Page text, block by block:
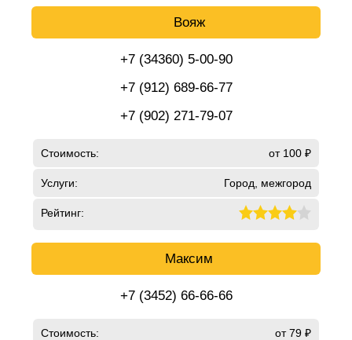
Вояж
+7 (34360) 5-00-90
+7 (912) 689-66-77
+7 (902) 271-79-07
Стоимость: от 100 ₽
Услуги: Город, межгород
Рейтинг:
Максим
+7 (3452) 66-66-66
Стоимость: от 79 ₽